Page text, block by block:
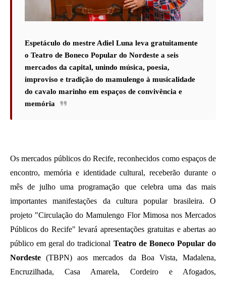
Espetáculo do mestre Adiel Luna leva gratuitamente
o Teatro de Boneco Popular do Nordeste a seis
mercados da capital, unindo música, poesia,
improviso e tradição do mamulengo à musicalidade
do cavalo marinho em espaços de convivência e
memória
Os mercados públicos do Recife, reconhecidos como espaços de
encontro, memória e identidade cultural, receberão durante o
mês de julho uma programação que celebra uma das mais
importantes manifestações da cultura popular brasileira. O
projeto "Circulação do Mamulengo Flor Mimosa nos Mercados
Públicos do Recife" levará apresentações gratuitas e abertas ao
público em geral do tradicional Teatro de Boneco Popular do
Nordeste (TBPN) aos mercados da Boa Vista, Madalena,
Encruzilhada, Casa Amarela, Cordeiro e Afogados,